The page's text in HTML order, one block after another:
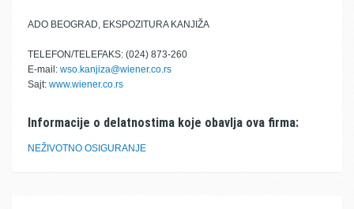
ADO BEOGRAD, EKSPOZITURA KANJIŽA
TELEFON/TELEFAKS: (024) 873-260
E-mail: wso.kanjiza@wiener.co.rs
Sajt: www.wiener.co.rs
Informacije o delatnostima koje obavlja ova firma:
NEŽIVOTNO OSIGURANJE